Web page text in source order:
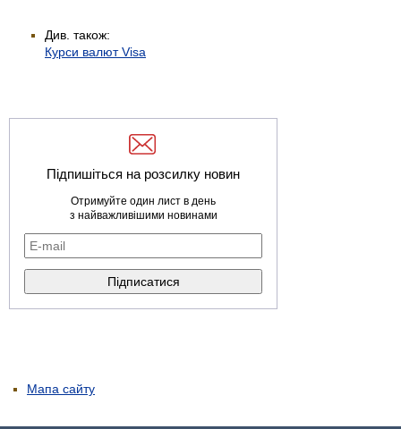
Див. також:
Курси валют Visa
Підпишіться на розсилку новин
Отримуйте один лист в день
з найважливішими новинами
Мапа сайту